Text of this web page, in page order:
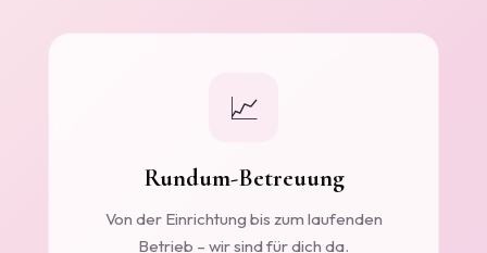
📈
Rundum-Betreuung
Von der Einrichtung bis zum laufenden
Betrieb – wir sind für dich da.